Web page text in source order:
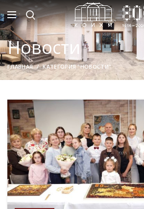
Новости
ГЛАВНАЯ КАТЕГОРИЯ "НОВОСТИ"
04
АВГ